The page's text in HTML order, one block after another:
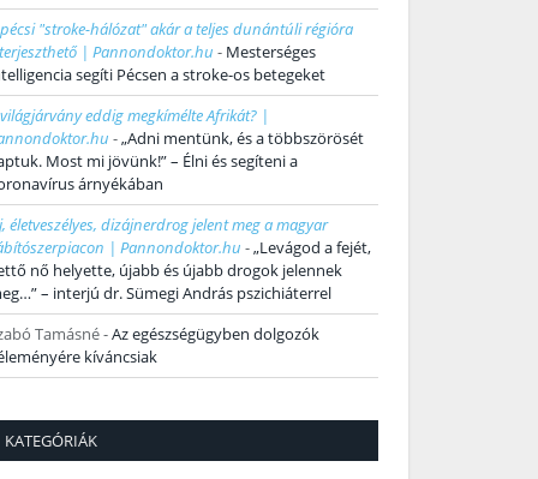
"stroke-hálózat" akár a teljes dunántúli régióra
| Pannondoktor.hu - Mesterséges
segíti Pécsen a stroke-os betegeket
eddig megkímélte Afrikát? |
-„Adni mentünk, és a többszörösét
Most mi jövünk!” – Élni és segíteni a
árnyékában
életveszélyes, dizájnerdrog jelent meg a magyar
| Pannondoktor.hu -„Levágod a fejét,
nő helyette, újabb és újabb drogok jelennek
– interjú dr. Sümegi András pszichiáterrel
Tamásné-Az egészségügyben dolgozók
kíváncsiak
KATEGÓRIÁK